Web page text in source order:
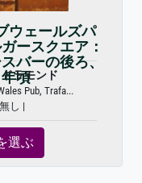
ウェールズパ
ースクエア：
バーの後ろ、
年頃
ラモンド
Pub, Trafa...
し |
選ぶ